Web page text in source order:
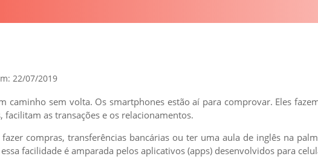
22/07/2019
caminho sem volta. Os smartphones estão aí para comprovar. Eles
facilitam as transações e os relacionamentos.
compras, transferências bancárias ou ter uma aula de inglês na
facilidade é amparada pelos aplicativos (apps) desenvolvidos para